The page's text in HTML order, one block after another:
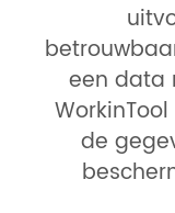
een data
de